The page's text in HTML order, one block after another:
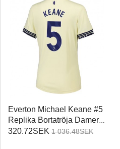
Everton Michael Keane #5
Replika Bortatröja Damer
2025-26 Kortärmad
320.72SEK 1 036.48SEK